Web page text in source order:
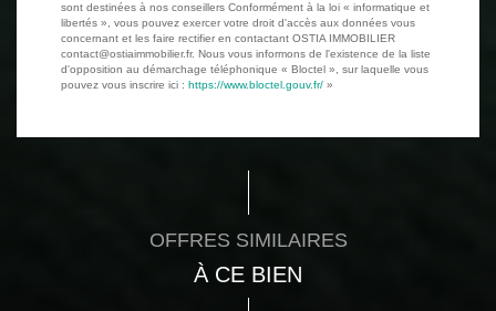
sont destinées à nos conseillers Conformément à la loi « informatique et
libertés », vous pouvez exercer votre droit d'accès aux données vous
concernant et les faire rectifier en contactant OSTIA IMMOBILIER
contact@ostiaimmobilier.fr. Nous vous informons de l'existence de la liste
d'opposition au démarchage téléphonique « Bloctel », sur laquelle vous
pouvez vous inscrire ici : https://www.bloctel.gouv.fr/ »
OFFRES SIMILAIRES
À CE BIEN